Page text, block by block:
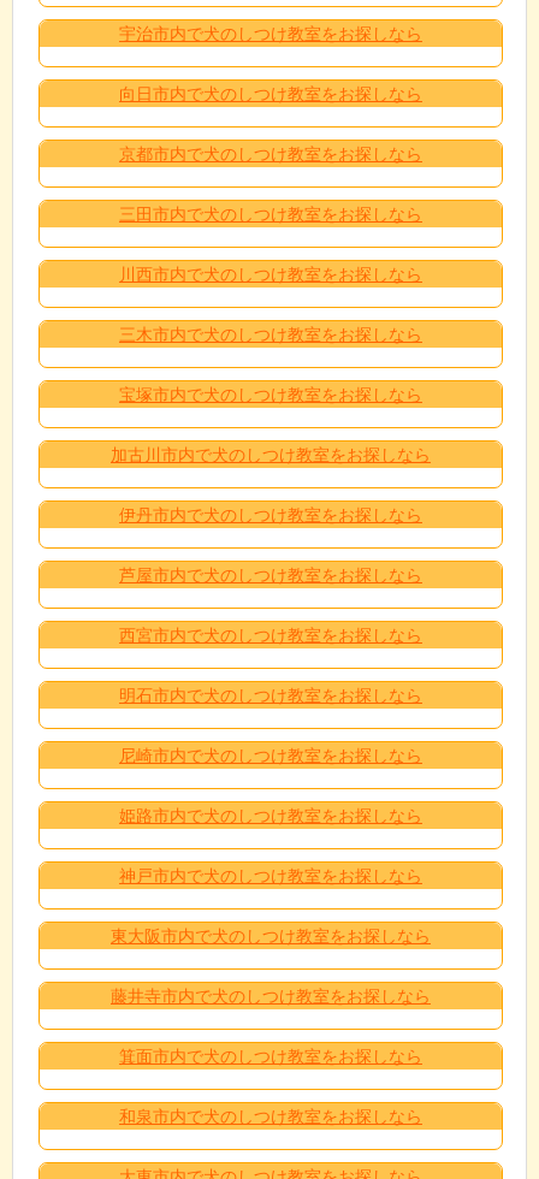
宇治市内で犬のしつけ教室をお探しなら
向日市内で犬のしつけ教室をお探しなら
京都市内で犬のしつけ教室をお探しなら
三田市内で犬のしつけ教室をお探しなら
川西市内で犬のしつけ教室をお探しなら
三木市内で犬のしつけ教室をお探しなら
宝塚市内で犬のしつけ教室をお探しなら
加古川市内で犬のしつけ教室をお探しなら
伊丹市内で犬のしつけ教室をお探しなら
芦屋市内で犬のしつけ教室をお探しなら
西宮市内で犬のしつけ教室をお探しなら
明石市内で犬のしつけ教室をお探しなら
尼崎市内で犬のしつけ教室をお探しなら
姫路市内で犬のしつけ教室をお探しなら
神戸市内で犬のしつけ教室をお探しなら
東大阪市内で犬のしつけ教室をお探しなら
藤井寺市内で犬のしつけ教室をお探しなら
箕面市内で犬のしつけ教室をお探しなら
和泉市内で犬のしつけ教室をお探しなら